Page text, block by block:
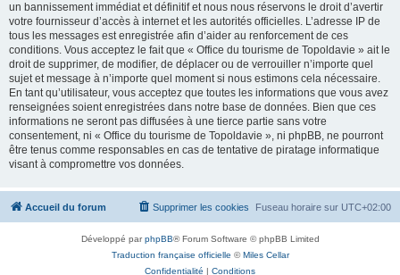
un bannissement immédiat et définitif et nous nous réservons le droit d’avertir
votre fournisseur d’accès à internet et les autorités officielles. L’adresse IP de
tous les messages est enregistrée afin d’aider au renforcement de ces
conditions. Vous acceptez le fait que « Office du tourisme de Topoldavie » ait le
droit de supprimer, de modifier, de déplacer ou de verrouiller n’importe quel
sujet et message à n’importe quel moment si nous estimons cela nécessaire.
En tant qu’utilisateur, vous acceptez que toutes les informations que vous avez
renseignées soient enregistrées dans notre base de données. Bien que ces
informations ne seront pas diffusées à une tierce partie sans votre
consentement, ni « Office du tourisme de Topoldavie », ni phpBB, ne pourront
être tenus comme responsables en cas de tentative de piratage informatique
visant à compromettre vos données.
Accueil du forum Fuseau horaire sur UTC+02:00
Supprimer les cookies
Développé parphpBB® Forum Software © phpBB Limited
Traduction française officielle ©Miles Cellar
Confidentialité | Conditions